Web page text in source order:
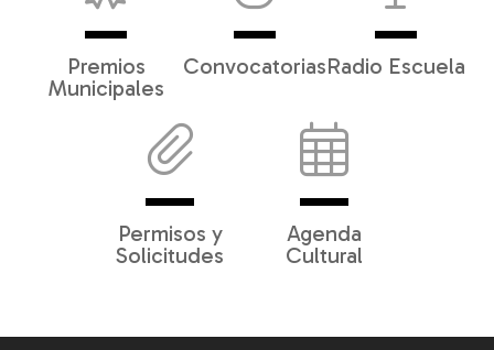
Premios
Municipales
ConvocatoriasRadio Escuela
Permisos y
Solicitudes
Agenda
Cultural